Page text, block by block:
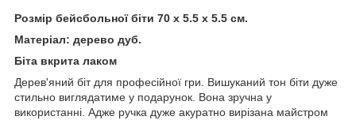
Розмір бейсбольної біти 70 х 5.5 х 5.5 см.
Матеріал: дерево дуб.
Біта вкрита лаком
Дерев'яний біт для професійної гри. Вишуканий тон біти дуже
стильно виглядатиме у подарунок. Вона зручна у
використанні. Адже ручка дуже акуратно вирізана майстром